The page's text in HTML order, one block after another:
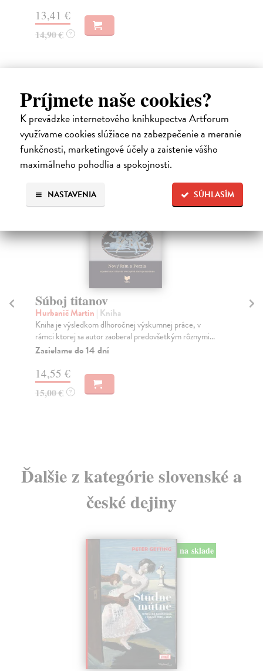
Príjmete naše cookies?
K prevádzke internetového kníhkupectva Artforum
využívame cookies slúžiace na zabezpečenie a meranie
funkčnosti, marketingové účely a zaistenie vášho
maximálneho pohodlia a spokojnosti.
SÚHLASÍM
NASTAVENIA
13,41 €
14,90 € ?
High-contrast mode
Čitatelia s podobným vkusom si
kúpili aj:
Súboj titanov
Hurbanič Martin | Kniha
Kniha je výsledkom dlhoročnej výskumnej práce, v
rámci ktorej sa autor zaoberal predovšetkým rôznymi...
Zasielame do 14 dní
14,55 €
15,00 € ?
Ďalšie z kategórie slovenské a
české dejiny
na sklade